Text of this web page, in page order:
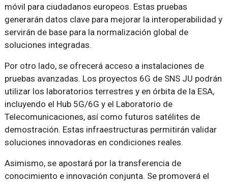
móvil para ciudadanos europeos. Estas pruebas
generarán datos clave para mejorar la interoperabilidad y
servirán de base para la normalización global de
soluciones integradas.
Por otro lado, se ofrecerá acceso a instalaciones de
pruebas avanzadas. Los proyectos 6G de SNS JU podrán
utilizar los laboratorios terrestres y en órbita de la ESA,
incluyendo el Hub 5G/6G y el Laboratorio de
Telecomunicaciones, así como futuros satélites de
demostración. Estas infraestructuras permitirán validar
soluciones innovadoras en condiciones reales.
Asimismo, se apostará por la transferencia de
conocimiento e innovación conjunta. Se promoverá el